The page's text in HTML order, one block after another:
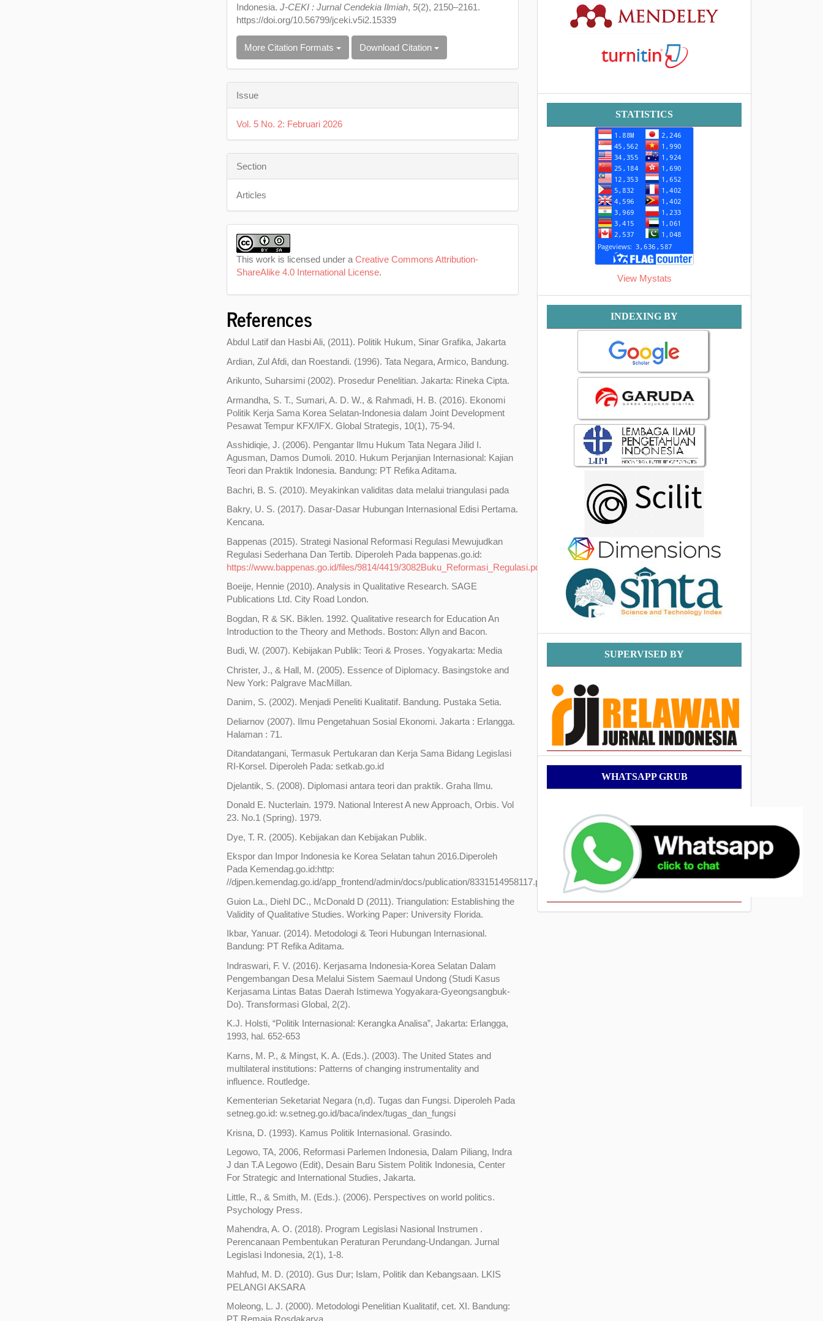
Indonesia.J-CEKI : Jurnal Cendekia Ilmiah,5(2), 2150–2161.
https://doi.org/10.56799/jceki.v5i2.15339
More Citation Formats Download Citation
Issue
Vol. 5 No. 2: Februari 2026
Section
Articles
This work is licensed under aCreative Commons Attribution-
ShareAlike 4.0 International License.
References
Abdul Latif dan Hasbi Ali, (2011). Politik Hukum, Sinar Grafika, Jakarta
Ardian, Zul Afdi, dan Roestandi. (1996). Tata Negara, Armico, Bandung.
Arikunto, Suharsimi (2002). Prosedur Penelitian. Jakarta: Rineka Cipta.
Armandha, S. T., Sumari, A. D. W., & Rahmadi, H. B. (2016). Ekonomi
Politik Kerja Sama Korea Selatan-Indonesia dalam Joint Development
Pesawat Tempur KFX/IFX. Global Strategis, 10(1), 75-94.
Asshidiqie, J. (2006). Pengantar Ilmu Hukum Tata Negara Jilid I.
Agusman, Damos Dumoli. 2010. Hukum Perjanjian Internasional: Kajian
Teori dan Praktik Indonesia. Bandung: PT Refika Aditama.
Bachri, B. S. (2010). Meyakinkan validitas data melalui triangulasi pada
Bakry, U. S. (2017). Dasar-Dasar Hubungan Internasional Edisi Pertama.
Kencana.
Bappenas (2015). Strategi Nasional Reformasi Regulasi Mewujudkan
Regulasi Sederhana Dan Tertib. Diperoleh Pada bappenas.go.id:
https://www.bappenas.go.id/files/9814/4419/3082Buku_Reformasi_Regulasi.pdf
Boeije, Hennie (2010). Analysis in Qualitative Research. SAGE
Publications Ltd. City Road London.
Bogdan, R & SK. Biklen. 1992. Qualitative research for Education An
Introduction to the Theory and Methods. Boston: Allyn and Bacon.
Budi, W. (2007). Kebijakan Publik: Teori & Proses. Yogyakarta: Media
Christer, J., & Hall, M. (2005). Essence of Diplomacy. Basingstoke and
New York: Palgrave MacMillan.
Danim, S. (2002). Menjadi Peneliti Kualitatif. Bandung. Pustaka Setia.
Deliarnov (2007). Ilmu Pengetahuan Sosial Ekonomi. Jakarta : Erlangga.
Halaman : 71.
Ditandatangani, Termasuk Pertukaran dan Kerja Sama Bidang Legislasi
RI-Korsel. Diperoleh Pada: setkab.go.id
Djelantik, S. (2008). Diplomasi antara teori dan praktik. Graha Ilmu.
Donald E. Nucterlain. 1979. National Interest A new Approach, Orbis. Vol
23. No.1 (Spring). 1979.
Dye, T. R. (2005). Kebijakan dan Kebijakan Publik.
Ekspor dan Impor Indonesia ke Korea Selatan tahun 2016.Diperoleh
Pada Kemendag.go.id:http:
//djpen.kemendag.go.id/app_frontend/admin/docs/publication/8331514958117.pdf
Guion La., Diehl DC., McDonald D (2011). Triangulation: Establishing the
Validity of Qualitative Studies. Working Paper: University Florida.
Ikbar, Yanuar. (2014). Metodologi & Teori Hubungan Internasional.
Bandung: PT Refika Aditama.
Indraswari, F. V. (2016). Kerjasama Indonesia-Korea Selatan Dalam
Pengembangan Desa Melalui Sistem Saemaul Undong (Studi Kasus
Kerjasama Lintas Batas Daerah Istimewa Yogyakara-Gyeongsangbuk-
Do). Transformasi Global, 2(2).
K.J. Holsti, “Politik Internasional: Kerangka Analisa”, Jakarta: Erlangga,
1993, hal. 652-653
Karns, M. P., & Mingst, K. A. (Eds.). (2003). The United States and
multilateral institutions: Patterns of changing instrumentality and
influence. Routledge.
Kementerian Seketariat Negara (n,d). Tugas dan Fungsi. Diperoleh Pada
setneg.go.id: w.setneg.go.id/baca/index/tugas_dan_fungsi
Krisna, D. (1993). Kamus Politik Internasional. Grasindo.
Legowo, TA, 2006, Reformasi Parlemen Indonesia, Dalam Piliang, Indra
J dan T.A Legowo (Edit), Desain Baru Sistem Politik Indonesia, Center
For Strategic and International Studies, Jakarta.
Little, R., & Smith, M. (Eds.). (2006). Perspectives on world politics.
Psychology Press.
Mahendra, A. O. (2018). Program Legislasi Nasional Instrumen .
Perencanaan Pembentukan Peraturan Perundang-Undangan. Jurnal
Legislasi Indonesia, 2(1), 1-8.
Mahfud, M. D. (2010). Gus Dur; Islam, Politik dan Kebangsaan. LKIS
PELANGI AKSARA
Moleong, L. J. (2000). Metodologi Penelitian Kualitatif, cet. XI. Bandung:
PT Remaja Rosdakarya.
Statistik STATISTICS
View Mystats
IndexingINDEXING BY
Supervised
By
SUPERVISED BY
WhatsApp
Grub
WHATSAPP GRUB